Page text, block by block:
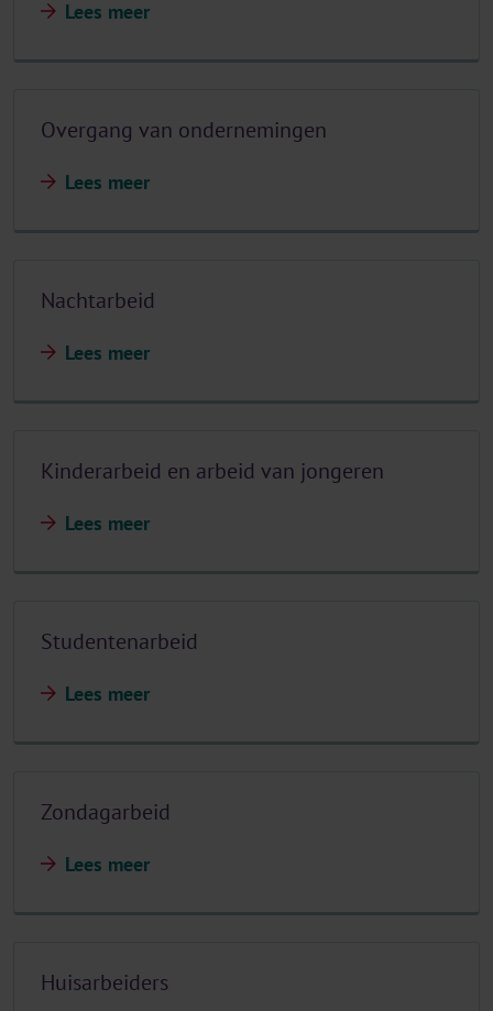
Lees meer
Overgang van ondernemingen
Lees meer
Nachtarbeid
Lees meer
Kinderarbeid en arbeid van jongeren
Lees meer
Studentenarbeid
Lees meer
Zondagarbeid
Lees meer
Huisarbeiders